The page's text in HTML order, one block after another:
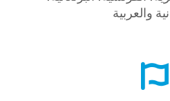
والعربية